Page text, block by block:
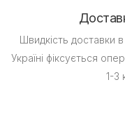
Швидкість доставки
Україні фіксується
1-3